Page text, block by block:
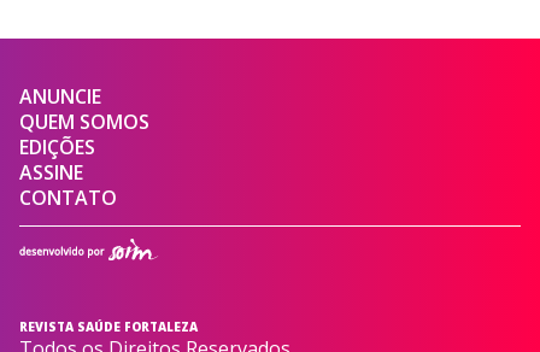
ANUNCIE
QUEM SOMOS
EDIÇÕES
ASSINE
CONTATO
REVISTA SAÚDE FORTALEZA